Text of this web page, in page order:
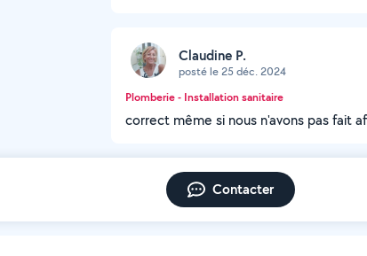
Claudine P.
posté le 25 déc. 2024
Plomberie - Installation sanitaire
correct même si nous n'avons pas fait
Contacter